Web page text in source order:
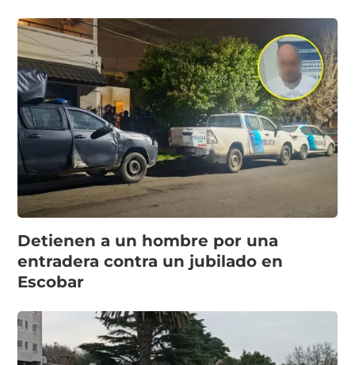
Detienen a un hombre por una
entradera contra un jubilado en
Escobar